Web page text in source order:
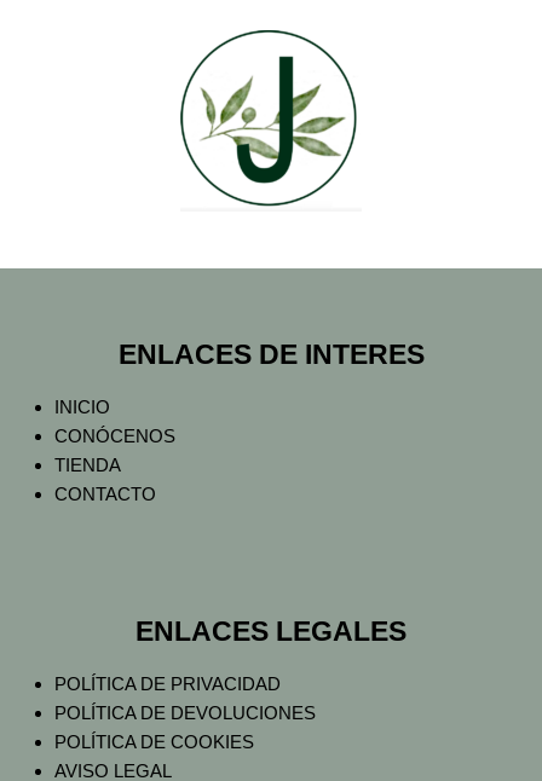
ENLACES DE INTERES
INICIO
CONÓCENOS
TIENDA
CONTACTO
ENLACES LEGALES
POLÍTICA DE PRIVACIDAD
POLÍTICA DE DEVOLUCIONES
POLÍTICA DE COOKIES
AVISO LEGAL